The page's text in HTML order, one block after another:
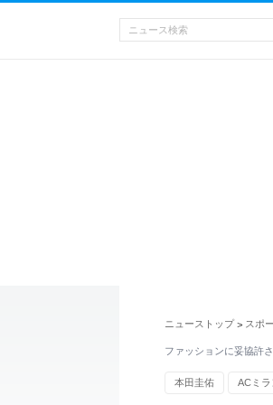
ニューストップ > スポ
ファッションに妥協許
本田圭佑 ACミラ